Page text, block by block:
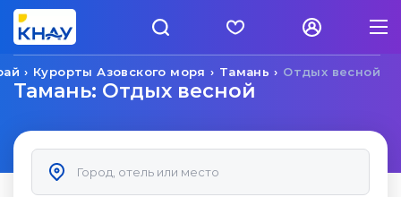
Отдых весной
Тамань
Курорты Азовского моря
Тамань: Отдых весной